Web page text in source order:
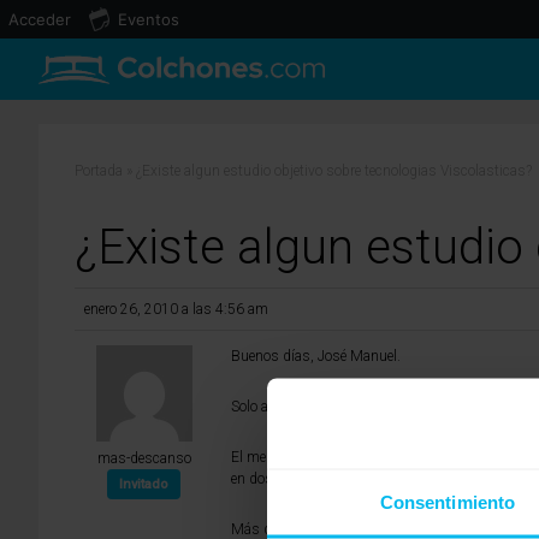
Consentimiento
¿Existe algun
enero 26, 2010 a las 4:56 am
mas-descanso
Invitado
Buenos días, José Manuel.
Solo a través de cuidatuespalda o de
El mercado actual está saturado de datos,
en dos marcas Tempur y SwissConfort, porque
Más que los datos que se viertan desde las
Acceder Eventos